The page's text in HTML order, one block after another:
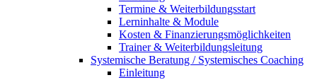
Termine & Weiterbildungsstart
Lerninhalte & Module
Kosten & Finanzierungsmöglichkeiten
Trainer & Weiterbildungsleitung
Systemische Beratung / Systemisches Coaching
Einleitung